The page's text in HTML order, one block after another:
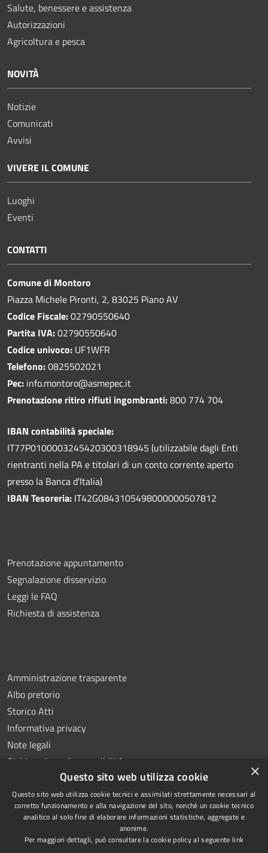
Salute, benessere e assistenza
Autorizzazioni
Agricoltura e pesca
NOVITÀ
Notizie
Comunicati
Avvisi
VIVERE IL COMUNE
Luoghi
Eventi
CONTATTI
Comune di Montoro
Piazza Michele Pironti, 2, 83025 Piano AV
Codice Fiscale:02790550640
Partita IVA:02790550640
Codice univoco: UF1WFR
Telefono:0825502021
Pec: info.montoro@asmepec.it
Prenotazione ritiro rifiuti ingombranti:800 774 704
IBAN contabilità speciale:
IT77P0100003245420300318945 (utilizzabile dagli Enti
rientranti nella PA e titolari di un conto corrente aperto
presso la Banca d'Italia)
IBAN Tesoreria: IT42G0843105498000000507812
Prenotazione appuntamento
Segnalazione disservizio
Leggi le FAQ
Richiesta di assistenza
Amministrazione trasparente
Albo pretorio
Storico Atti
Informativa privacy
Note legali
Dichiarazione di accessibilità
RSS
Accessibilità
Copyright © 2026 • Comune di
Montoro • Powered by
×
Questo sito web utilizza cookie
Questo sito web utilizza cookie tecnici e assimilati strettamente necessari al
corretto funzionamento e alla navigazione del sito, nonché un cookie tecnico
analitico al solo fine di elaborare informazioni statistiche, aggregate e
anonime.
Per maggiori dettagli, può consultare la cookie policy al seguente link